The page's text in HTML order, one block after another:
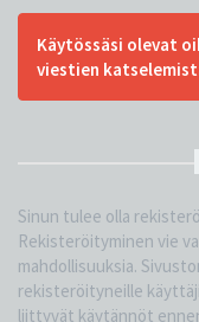
Käytössäsi olevat
viestien
Sinun tulee olla
Rekisteröityminen vie
mahdollisuuksia.
rekisteröityneille
liittyvät käytännöt